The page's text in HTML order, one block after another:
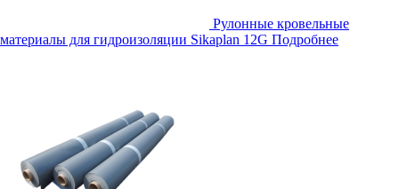
Рулонные кровельные
материалы для гидроизоляции Sikaplan 12G Подробнее